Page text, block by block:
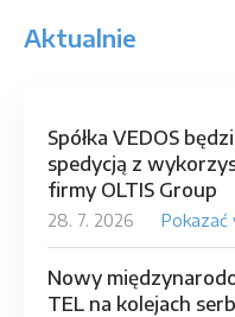
Aktualnie
Spółka VEDOS
spedycją z
firmy OLTIS Group
28. 7. 2026 Pokazać
Nowy
TEL na kolejach